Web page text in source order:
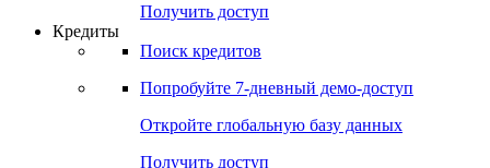
Получить доступ
Кредиты
Поиск кредитов
Попробуйте 7-дневный демо-доступ
Откройте глобальную базу данных
Получить доступ